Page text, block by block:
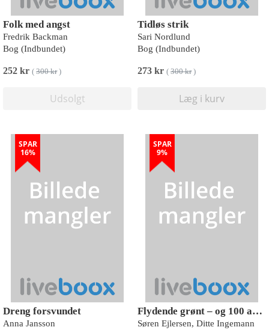
Folk med angst
Fredrik Backman
Bog (Indbundet)
252 kr ( 300 kr)
Udsolgt
Tidløs strik
Sari Nordlund
Bog (Indbundet)
273 kr ( 300 kr)
Læg i kurv
SPAR
16%
Dreng forsvundet
Anna Jansson
SPAR
9%
Flydende grønt – og 100 andre opskrifter til glasset
Søren Ejlersen, Ditte Ingemann